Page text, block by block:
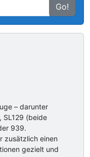
Go!
– darunter
SL129 (beide
939.
zusätzlich einen
gezielt und